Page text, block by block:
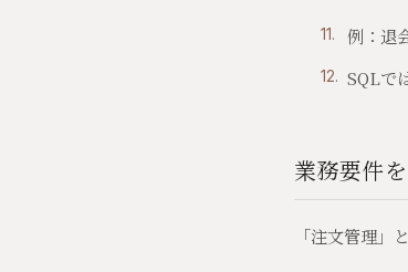
例：退
SQLで
業務要件
「注文管理」